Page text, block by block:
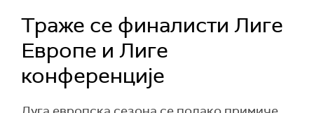
Траже се финалисти Лиге
Европе и Лиге
конференције